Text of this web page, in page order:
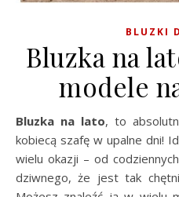
BLUZKI
Bluzka na
modele
Bluzka na lato, to
kobiecą szafę w upalne dni!
wielu okazji – od
dziwnego, że jest tak